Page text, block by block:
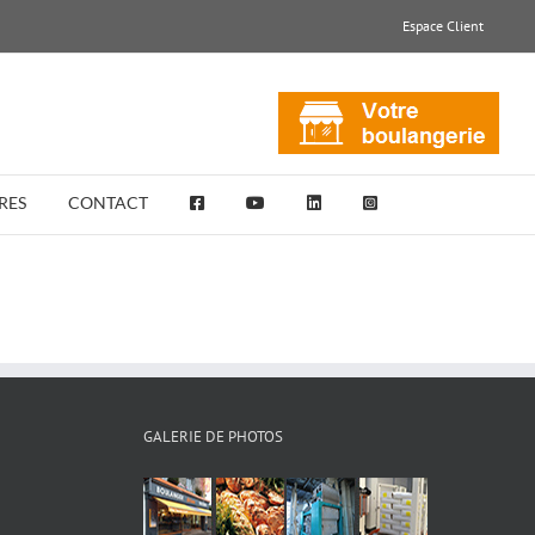
Espace Client
CONTACT
GALERIE DE PHOTOS